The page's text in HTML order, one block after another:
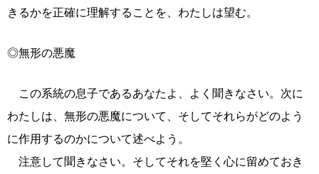
きるかを正確に理解することを、わたしは望む。
◎無形の悪魔
この系統の息子であるあなたよ、よく聞きなさい。次に
わたしは、無形の悪魔について、そしてそれらがどのよう
に作用するのかについて述べよう。
注意して聞きなさい。そしてそれを堅く心に留めておき